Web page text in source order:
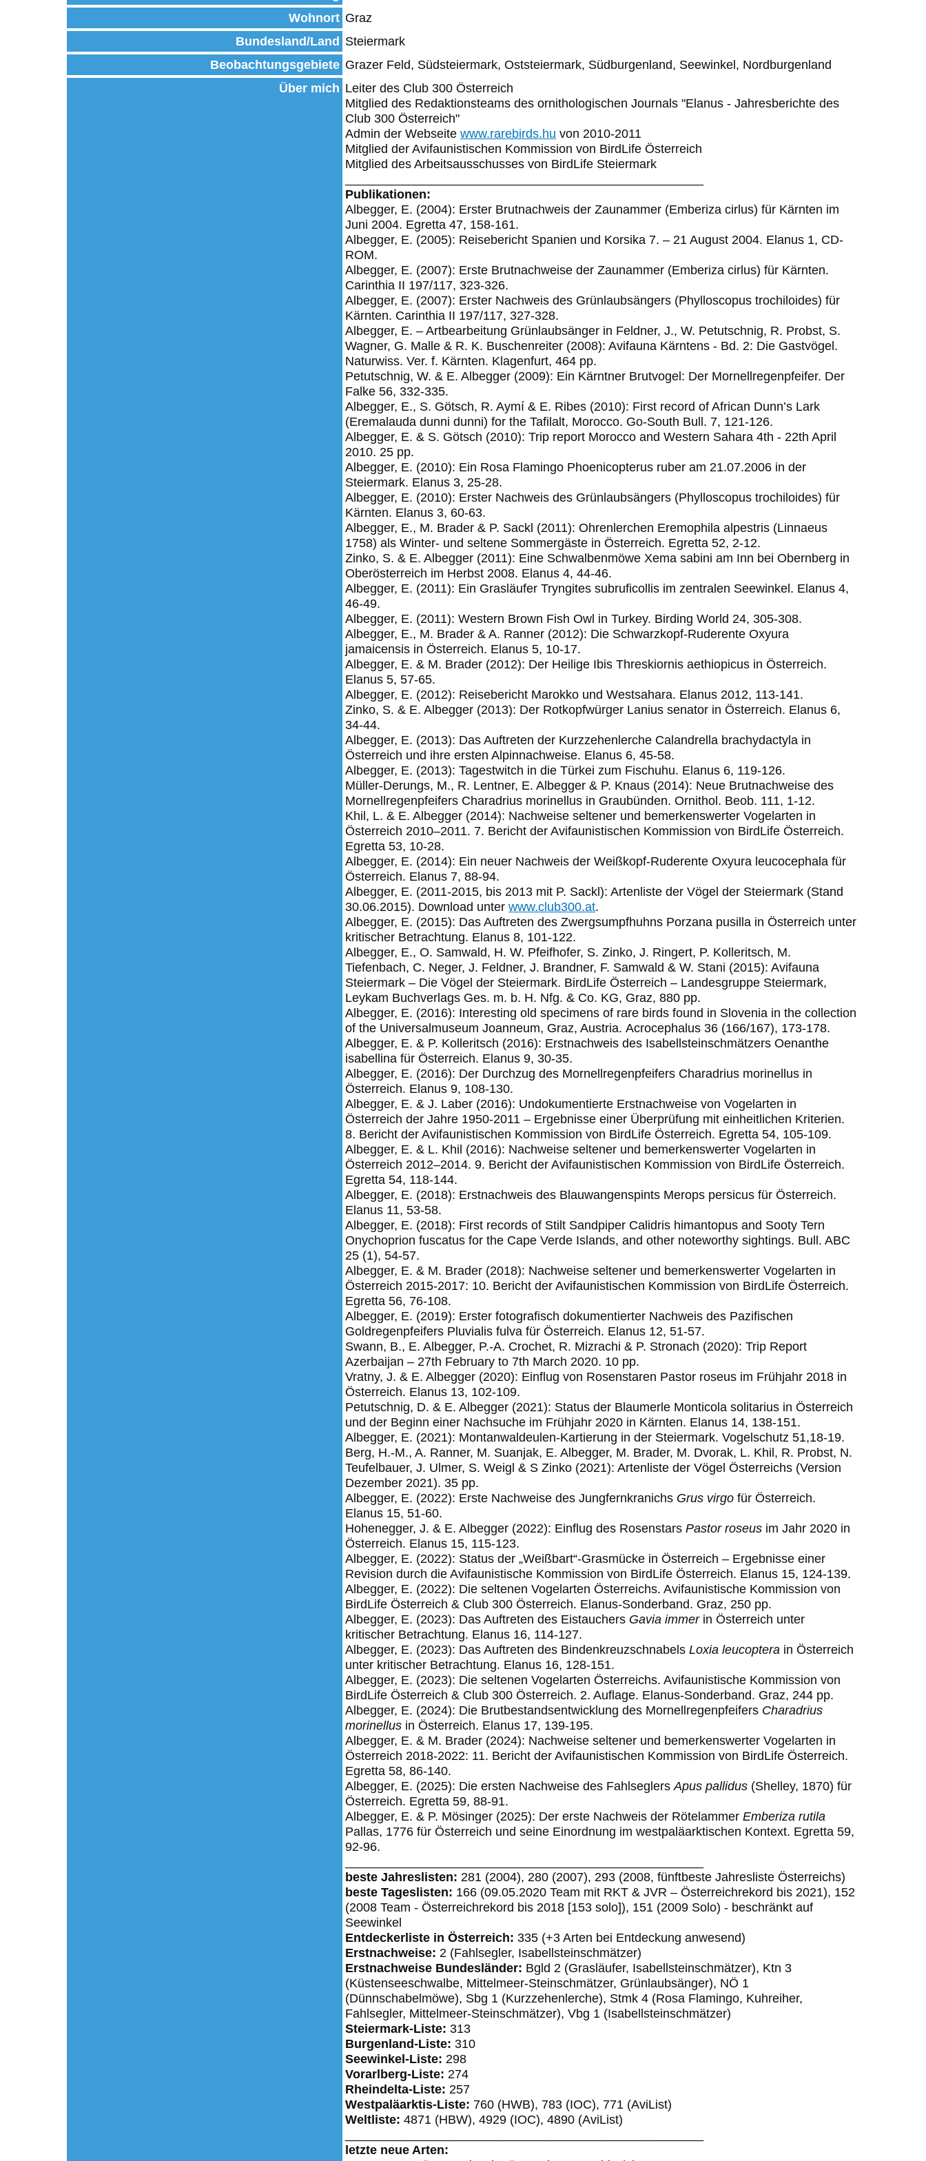
Wohnort Graz
Bundesland/Land Steiermark
Beobachtungsgebiete Grazer Feld, Südsteiermark, Oststeiermark, Südburgenland, Seewinkel, Nordburgenland
Über mich Leiter des Club 300 Österreich
Mitglied des Redaktionsteams des ornithologischen Journals "Elanus - Jahresberichte des
Club 300 Österreich"
Admin der Webseite www.rarebirds.hu von 2010-2011
Mitglied der Avifaunistischen Kommission von BirdLife Österreich
Mitglied des Arbeitsausschusses von BirdLife Steiermark
Publikationen:
Albegger, E. (2004): Erster Brutnachweis der Zaunammer (Emberiza cirlus) für Kärnten im
Juni 2004. Egretta 47, 158-161.
Albegger, E. (2005): Reisebericht Spanien und Korsika 7. – 21 August 2004. Elanus 1, CD-
ROM.
Albegger, E. (2007): Erste Brutnachweise der Zaunammer (Emberiza cirlus) für Kärnten.
Carinthia II 197/117, 323-326.
Albegger, E. (2007): Erster Nachweis des Grünlaubsängers (Phylloscopus trochiloides) für
Kärnten. Carinthia II 197/117, 327-328.
Albegger, E. – Artbearbeitung Grünlaubsänger in Feldner, J., W. Petutschnig, R. Probst, S.
Wagner, G. Malle & R. K. Buschenreiter (2008): Avifauna Kärntens - Bd. 2: Die Gastvögel.
Naturwiss. Ver. f. Kärnten. Klagenfurt, 464 pp.
Petutschnig, W. & E. Albegger (2009): Ein Kärntner Brutvogel: Der Mornellregenpfeifer. Der
Falke 56, 332-335.
Albegger, E., S. Götsch, R. Aymí & E. Ribes (2010): First record of African Dunn’s Lark
(Eremalauda dunni dunni) for the Tafilalt, Morocco. Go-South Bull. 7, 121-126.
Albegger, E. & S. Götsch (2010): Trip report Morocco and Western Sahara 4th - 22th April
2010. 25 pp.
Albegger, E. (2010): Ein Rosa Flamingo Phoenicopterus ruber am 21.07.2006 in der
Steiermark. Elanus 3, 25-28.
Albegger, E. (2010): Erster Nachweis des Grünlaubsängers (Phylloscopus trochiloides) für
Kärnten. Elanus 3, 60-63.
Albegger, E., M. Brader & P. Sackl (2011): Ohrenlerchen Eremophila alpestris (Linnaeus
1758) als Winter- und seltene Sommergäste in Österreich. Egretta 52, 2-12.
Zinko, S. & E. Albegger (2011): Eine Schwalbenmöwe Xema sabini am Inn bei Obernberg in
Oberösterreich im Herbst 2008. Elanus 4, 44-46.
Albegger, E. (2011): Ein Grasläufer Tryngites subruficollis im zentralen Seewinkel. Elanus 4,
46-49.
Albegger, E. (2011): Western Brown Fish Owl in Turkey. Birding World 24, 305-308.
Albegger, E., M. Brader & A. Ranner (2012): Die Schwarzkopf-Ruderente Oxyura
jamaicensis in Österreich. Elanus 5, 10-17.
Albegger, E. & M. Brader (2012): Der Heilige Ibis Threskiornis aethiopicus in Österreich.
Elanus 5, 57-65.
Albegger, E. (2012): Reisebericht Marokko und Westsahara. Elanus 2012, 113-141.
Zinko, S. & E. Albegger (2013): Der Rotkopfwürger Lanius senator in Österreich. Elanus 6,
34-44.
Albegger, E. (2013): Das Auftreten der Kurzzehenlerche Calandrella brachydactyla in
Österreich und ihre ersten Alpinnachweise. Elanus 6, 45-58.
Albegger, E. (2013): Tagestwitch in die Türkei zum Fischuhu. Elanus 6, 119-126.
Müller-Derungs, M., R. Lentner, E. Albegger & P. Knaus (2014): Neue Brutnachweise des
Mornellregenpfeifers Charadrius morinellus in Graubünden. Ornithol. Beob. 111, 1-12.
Khil, L. & E. Albegger (2014): Nachweise seltener und bemerkenswerter Vogelarten in
Österreich 2010–2011. 7. Bericht der Avifaunistischen Kommission von BirdLife Österreich.
Egretta 53, 10-28.
Albegger, E. (2014): Ein neuer Nachweis der Weißkopf-Ruderente Oxyura leucocephala für
Österreich. Elanus 7, 88-94.
Albegger, E. (2011-2015, bis 2013 mit P. Sackl): Artenliste der Vögel der Steiermark (Stand
30.06.2015). Download unter www.club300.at.
Albegger, E. (2015): Das Auftreten des Zwergsumpfhuhns Porzana pusilla in Österreich unter
kritischer Betrachtung. Elanus 8, 101-122.
Albegger, E., O. Samwald, H. W. Pfeifhofer, S. Zinko, J. Ringert, P. Kolleritsch, M.
Tiefenbach, C. Neger, J. Feldner, J. Brandner, F. Samwald & W. Stani (2015): Avifauna
Steiermark – Die Vögel der Steiermark. BirdLife Österreich – Landesgruppe Steiermark,
Leykam Buchverlags Ges. m. b. H. Nfg. & Co. KG, Graz, 880 pp.
Albegger, E. (2016): Interesting old specimens of rare birds found in Slovenia in the collection
of the Universalmuseum Joanneum, Graz, Austria. Acrocephalus 36 (166/167), 173-178.
Albegger, E. & P. Kolleritsch (2016): Erstnachweis des Isabellsteinschmätzers Oenanthe
isabellina für Österreich. Elanus 9, 30-35.
Albegger, E. (2016): Der Durchzug des Mornellregenpfeifers Charadrius morinellus in
Österreich. Elanus 9, 108-130.
Albegger, E. & J. Laber (2016): Undokumentierte Erstnachweise von Vogelarten in
Österreich der Jahre 1950-2011 – Ergebnisse einer Überprüfung mit einheitlichen Kriterien.
8. Bericht der Avifaunistischen Kommission von BirdLife Österreich. Egretta 54, 105-109.
Albegger, E. & L. Khil (2016): Nachweise seltener und bemerkenswerter Vogelarten in
Österreich 2012–2014. 9. Bericht der Avifaunistischen Kommission von BirdLife Österreich.
Egretta 54, 118-144.
Albegger, E. (2018): Erstnachweis des Blauwangenspints Merops persicus für Österreich.
Elanus 11, 53-58.
Albegger, E. (2018): First records of Stilt Sandpiper Calidris himantopus and Sooty Tern
Onychoprion fuscatus for the Cape Verde Islands, and other noteworthy sightings. Bull. ABC
25 (1), 54-57.
Albegger, E. & M. Brader (2018): Nachweise seltener und bemerkenswerter Vogelarten in
Österreich 2015-2017: 10. Bericht der Avifaunistischen Kommission von BirdLife Österreich.
Egretta 56, 76-108.
Albegger, E. (2019): Erster fotografisch dokumentierter Nachweis des Pazifischen
Goldregenpfeifers Pluvialis fulva für Österreich. Elanus 12, 51-57.
Swann, B., E. Albegger, P.-A. Crochet, R. Mizrachi & P. Stronach (2020): Trip Report
Azerbaijan – 27th February to 7th March 2020. 10 pp.
Vratny, J. & E. Albegger (2020): Einflug von Rosenstaren Pastor roseus im Frühjahr 2018 in
Österreich. Elanus 13, 102-109.
Petutschnig, D. & E. Albegger (2021): Status der Blaumerle Monticola solitarius in Österreich
und der Beginn einer Nachsuche im Frühjahr 2020 in Kärnten. Elanus 14, 138-151.
Albegger, E. (2021): Montanwaldeulen-Kartierung in der Steiermark. Vogelschutz 51,18-19.
Berg, H.-M., A. Ranner, M. Suanjak, E. Albegger, M. Brader, M. Dvorak, L. Khil, R. Probst, N.
Teufelbauer, J. Ulmer, S. Weigl & S Zinko (2021): Artenliste der Vögel Österreichs (Version
Dezember 2021). 35 pp.
Albegger, E. (2022): Erste Nachweise des Jungfernkranichs Grus virgo für Österreich.
Elanus 15, 51-60.
Hohenegger, J. & E. Albegger (2022): Einflug des Rosenstars Pastor roseus im Jahr 2020 in
Österreich. Elanus 15, 115-123.
Albegger, E. (2022): Status der „Weißbart“-Grasmücke in Österreich – Ergebnisse einer
Revision­ ­durch­ die ­Avifaunistische­ Kommission­ von ­BirdLife ­Österreich. Elanus 15, 124-139.
Albegger, E. (2022): Die seltenen Vogelarten Österreichs. Avifaunistische Kommission von
BirdLife Österreich & Club 300 Österreich. Elanus-Sonderband. Graz, 250 pp.
Albegger, E. (2023): Das Auftreten des Eistauchers Gavia immerin Österreich unter
kritischer Betrachtung. Elanus 16, 114-127.
Albegger, E. (2023): Das Auftreten des Bindenkreuzschnabels Loxia leucoptera in Österreich
unter kritischer Betrachtung. Elanus 16, 128-151.
Albegger, E. (2023): Die seltenen Vogelarten Österreichs. Avifaunistische Kommission von
BirdLife Österreich & Club 300 Österreich. 2. Auflage. Elanus-Sonderband. Graz, 244 pp.
Albegger, E. (2024): Die Brutbestandsentwicklung des Mornellregenpfeifers Charadrius
morinellus in Österreich. Elanus 17, 139-195.
Albegger, E. & M. Brader (2024): Nachweise seltener und bemerkenswerter Vogelarten in
Österreich 2018-2022: 11. Bericht der Avifaunistischen Kommission von BirdLife Österreich.
Egretta 58, 86-140.
Albegger, E. (2025): Die ersten Nachweise des Fahlseglers Apus pallidus (Shelley, 1870) für
Österreich. Egretta 59, 88-91.
Albegger, E. & P. Mösinger (2025): Der erste Nachweis der Rötelammer Emberiza rutila
Pallas, 1776 für Österreich und seine Einordnung im westpaläarktischen Kontext. Egretta 59,
92-96.
beste Jahreslisten: 281 (2004), 280 (2007), 293 (2008, fünftbeste Jahresliste Österreichs)
beste Tageslisten: 166 (09.05.2020 Team mit RKT & JVR – Österreichrekord bis 2021), 152
(2008 Team - Österreichrekord bis 2018 [153 solo]), 151 (2009 Solo) - beschränkt auf
Seewinkel
Entdeckerliste in Österreich: 335 (+3 Arten bei Entdeckung anwesend)
Erstnachweise: 2 (Fahlsegler, Isabellsteinschmätzer)
Erstnachweise Bundesländer: Bgld 2 (Grasläufer, Isabellsteinschmätzer), Ktn 3
(Küstenseeschwalbe, Mittelmeer-Steinschmätzer, Grünlaubsänger), NÖ 1
(Dünnschabelmöwe), Sbg 1 (Kurzzehenlerche), Stmk 4 (Rosa Flamingo, Kuhreiher,
Fahlsegler, Mittelmeer-Steinschmätzer), Vbg 1 (Isabellsteinschmätzer)
Steiermark-Liste: 313
Burgenland-Liste: 310
Seewinkel-Liste: 298
Vorarlberg-Liste: 274
Rheindelta-Liste: 257
Westpaläarktis-Liste: 760 (HWB), 783 (IOC), 771 (AviList)
Weltliste: 4871 (HBW), 4929 (IOC), 4890 (AviList)
letzte neue Arten: